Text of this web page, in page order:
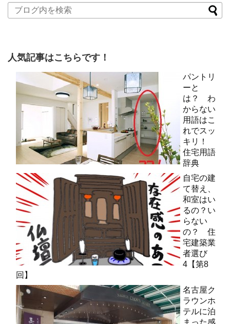
人気記事はこちらです！
パントリ
ーと
は？ わ
からない
用語はこ
れでスッ
キリ！
住宅用語
辞典
自宅の建
て替え、
和室はい
るの？い
らない
の？ 住
宅建築業
者選び
4【第8
回】
名古屋ク
ラウンホ
テルに泊
まった感